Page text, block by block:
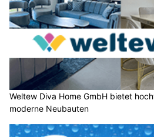
Weltew Diva Home GmbH bietet
moderne Neubauten